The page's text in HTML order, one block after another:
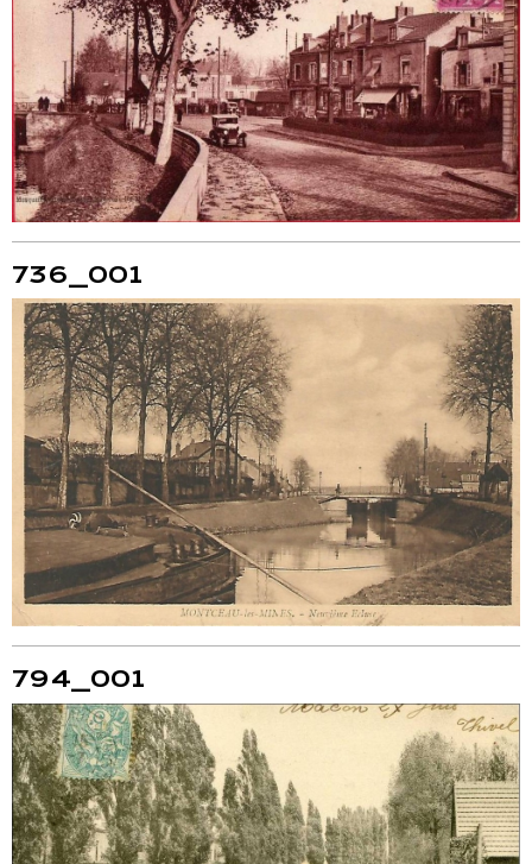
736_001
794_001